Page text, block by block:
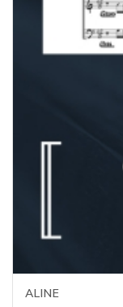
ALINE